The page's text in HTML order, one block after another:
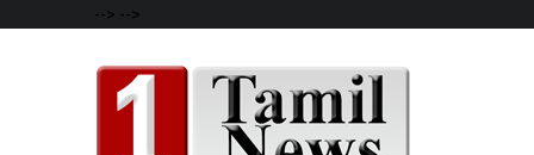
--> -->